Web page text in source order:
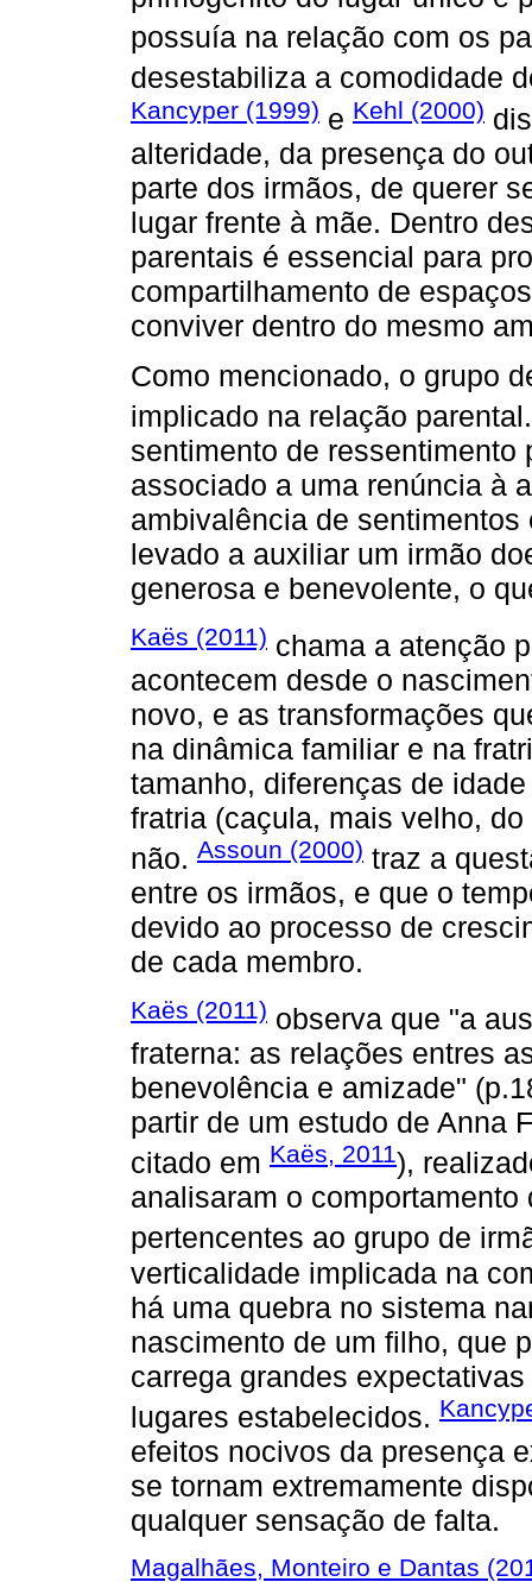
possuía na relação com os
desestabiliza a comodidade
Kancyper (1999) e Kehl (2000)
alteridade, da presença do
parte dos irmãos, de querer
lugar frente à mãe. Dentro
parentais é essencial para
compartilhamento de
conviver dentro do mesmo
Como mencionado, o grupo
implicado na relação
sentimento de ressentimento
associado a uma renúncia à
ambivalência de
levado a auxiliar um irmão
generosa e benevolente, o
Kaës (2011) chama a atenção
acontecem desde o
novo, e as transformações
na dinâmica familiar e na
tamanho, diferenças de
fratria (caçula, mais velho,
não. Assoun (2000) traz a
entre os irmãos, e que o
devido ao processo de
de cada membro.
Kaës (2011) observa que "a
fraterna: as relações entres
benevolência e amizade"
partir de um estudo de Anna
citado em Kaës, 2011),
analisaram o
pertencentes ao grupo de
verticalidade implicada na
há uma quebra no sistema
nascimento de um filho, que
carrega grandes
lugares estabelecidos.
efeitos nocivos da presença
se tornam extremamente
qualquer sensação de falta.
Magalhães, Monteiro e Dantas